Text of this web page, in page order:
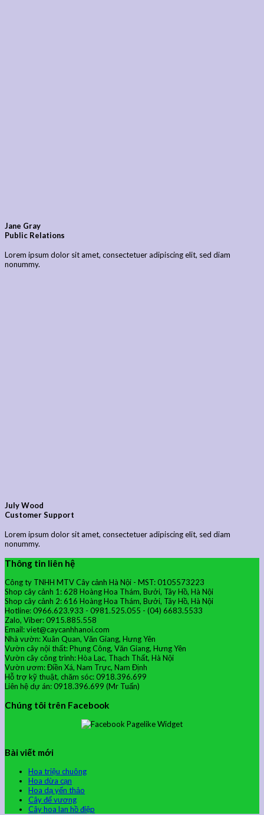
Jane Gray
Public Relations
Lorem ipsum dolor sit amet, consectetuer adipiscing elit, sed diam
nonummy.
July Wood
Customer Support
Lorem ipsum dolor sit amet, consectetuer adipiscing elit, sed diam
nonummy.
Thông tin liên hệ
Công ty TNHH MTV Cây cảnh Hà Nội - MST: 0105573223
Shop cây cảnh 1: 628 Hoàng Hoa Thám, Bưởi, Tây Hồ, Hà Nội
Shop cây cảnh 2: 616 Hoàng Hoa Thám, Bưởi, Tây Hồ, Hà Nội
Hotline: 0966.623.933 - 0981.525.055 - (04) 6683.5533
Zalo, Viber: 0915.885.558
Email: viet@caycanhhanoi.com
Nhà vườn: Xuân Quan, Văn Giang, Hưng Yên
Vườn cây nội thất: Phụng Công, Văn Giang, Hưng Yên
Vườn cây công trình: Hòa Lạc, Thạch Thất, Hà Nội
Vườn ươm: Điền Xá, Nam Trực, Nam Định
Hỗ trợ kỹ thuật, chăm sóc: 0918.396.699
Liên hệ dự án: 0918.396.699 (Mr Tuấn)
Chúng tôi trên Facebook
Bài viết mới
Hoa triệu chuông
Hoa dừa cạn
Hoa dạ yến thảo
Cây đế vương
Cây hoa lan hồ điệp